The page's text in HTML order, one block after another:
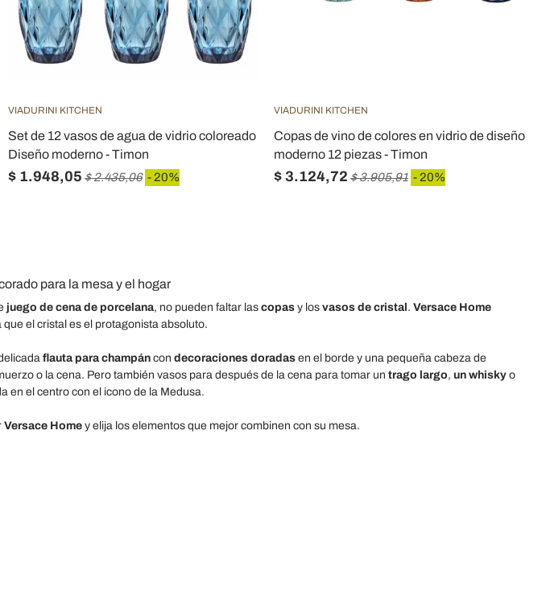
VIADURINI KITCHEN
Set de 12 vasos de agua de vidrio coloreado
Diseño moderno - Timon
$ 1.948,05 $ 2.435,06 - 20%
VIADURINI KITCHEN
Copas de vino de colores en vidrio de diseño
moderno 12 piezas - Timon
$ 3.124,72 $ 3.905,91 - 20%
para la mesa y el hogar
juego de cena de porcelana, no pueden faltar las copas y los vasos de cristal . Versace Home
el cristal es el protagonista absoluto.
flauta para champán con decoraciones doradas en el borde y una pequeña cabeza de
o la cena. Pero también vasos para después de la cena para tomar un trago largo, un whisky o
en el centro con el icono de la Medusa.
Versace Home y elija los elementos que mejor combinen con su mesa.